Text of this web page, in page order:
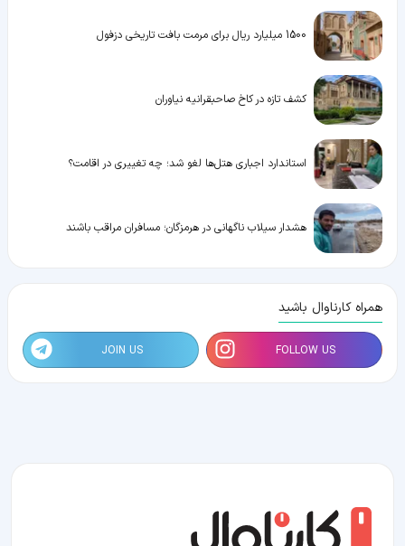
1500 میلیارد ریال برای مرمت بافت تاریخی دزفول
کشف تازه در کاخ صاحبقرانیه نیاوران
استاندارد اجباری هتل‌ها لغو شد؛ چه تغییری در اقامت؟
هشدار سیلاب ناگهانی در هرمزگان؛ مسافران مراقب باشند
همراه کارناوال باشید
FOLLOW US
JOIN US